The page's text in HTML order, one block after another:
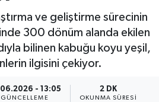
ve geliştirme sürecinin
300 dönüm alanda ekilen
bilinen kabuğu koyu yeşil,
ilgisini çekiyor.
- 13:05
GÜNCELLEME
2 DK
OKUNMA SÜRESI